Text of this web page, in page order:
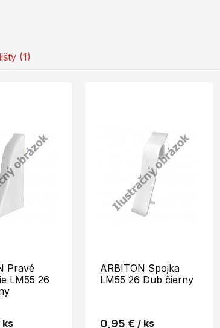
(1)
Pravé
LM55 26
ks
ARBITON Spojka
LM55 26 Dub čierny
0,95 € / ks